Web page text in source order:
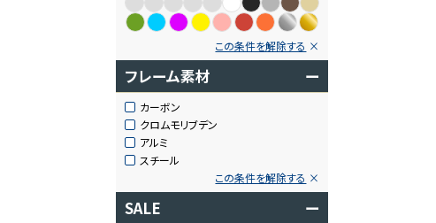
この条件を解除する
フレーム素材 ー
カーボン
クロムモリブデン
アルミ
スチール
この条件を解除する
SALE ー